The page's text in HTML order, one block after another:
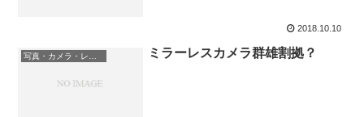
2018.10.10
写真・カメラ・レンズ ミラーレスカメラ群雄割拠？